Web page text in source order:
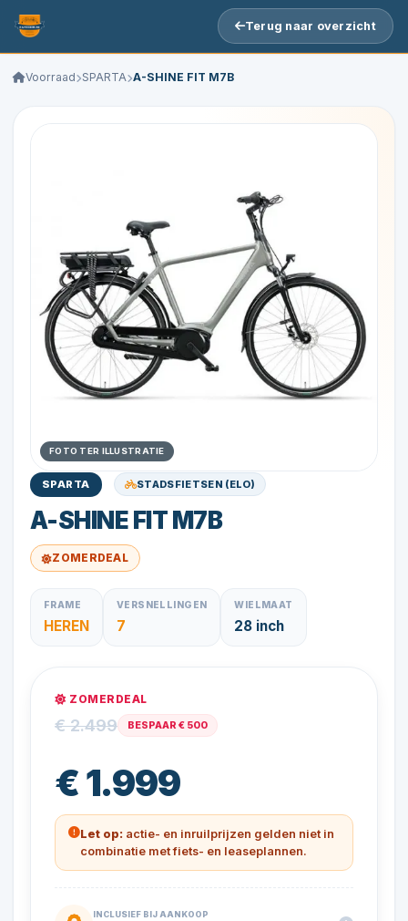
Terug naar overzicht
Voorraad SPARTA A-SHINE FIT M7B
FOTO TER ILLUSTRATIE
SPARTA STADSFIETSEN (ELO)
A-SHINE FIT M7B
ZOMERDEAL
FRAME
HEREN
VERSNELLINGEN
7
WIELMAAT
28 inch
ZOMERDEAL
€ 2.499 BESPAAR € 500
€ 1.999
Let op: actie- en inruilprijzen gelden niet in
combinatie met fiets- en leaseplannen.
INCLUSIEF BIJ AANKOOP